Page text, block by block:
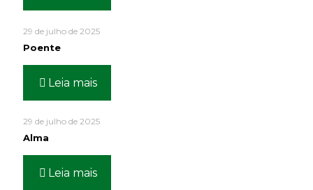
29 de julho de 2025
Poente
Leia mais
29 de julho de 2025
Alma
Leia mais